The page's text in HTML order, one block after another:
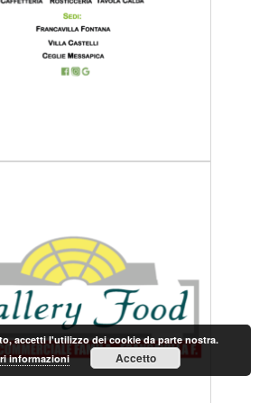
accetti l'utilizzo dei cookie da parte nostra.
informazioni
Accetto